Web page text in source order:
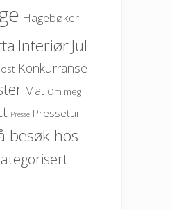
Hagebøker
Interiør Jul
Konkurranse
Mat Om meg
Presse Pressetur
besøk hos